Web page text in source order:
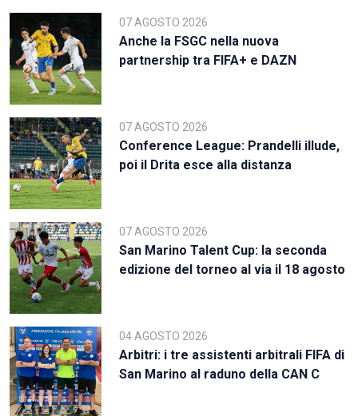
07 AGOSTO 2026
Anche la FSGC nella nuova
partnership tra FIFA+ e DAZN
07 AGOSTO 2026
Conference League: Prandelli illude,
poi il Drita esce alla distanza
07 AGOSTO 2026
San Marino Talent Cup: la seconda
edizione del torneo al via il 18 agosto
04 AGOSTO 2026
Arbitri: i tre assistenti arbitrali FIFA di
San Marino al raduno della CAN C